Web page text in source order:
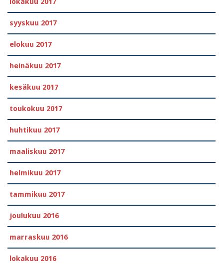
syyskuu 2017
elokuu 2017
heinäkuu 2017
kesäkuu 2017
toukokuu 2017
huhtikuu 2017
maaliskuu 2017
helmikuu 2017
tammikuu 2017
joulukuu 2016
marraskuu 2016
lokakuu 2016